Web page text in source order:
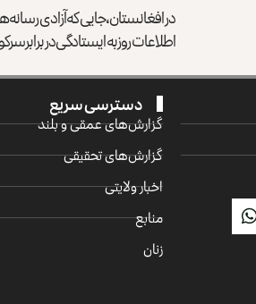
در افغانستان، جایی که آزادی
اطلاعات روز به ایستادگی در برابر
دسترسی سریع
گزارش‌‌های عمقی و بلند
گزارش‌های تحقیقی
اخبار ولایتی
منابع
زنان